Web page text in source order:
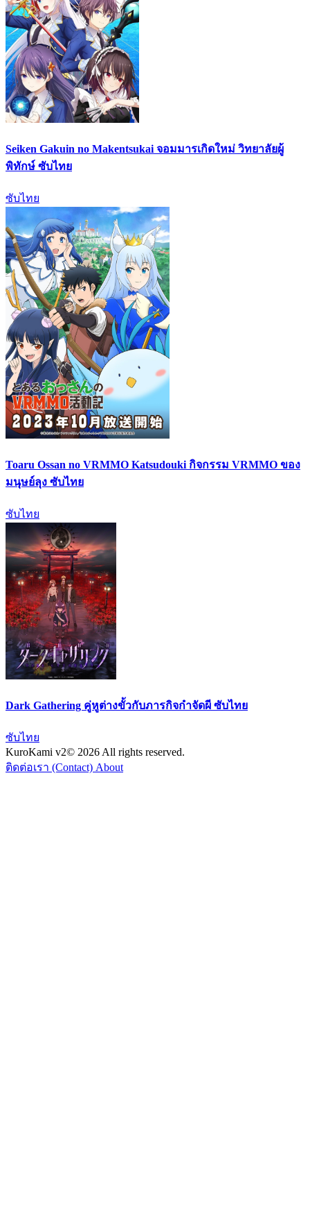
Seiken Gakuin no Makentsukai จอมมารเกิดใหม่ วิทยาลัยผู้
พิทักษ์ ซับไทย
ซับไทย
Toaru Ossan no VRMMO Katsudouki กิจกรรม VRMMO ของ
มนุษย์ลุง ซับไทย
ซับไทย
Dark Gathering คู่หูต่างขั้วกับภารกิจกำจัดผี ซับไทย
ซับไทย
KuroKami v2© 2026 All rights reserved.
ติดต่อเรา (Contact) About